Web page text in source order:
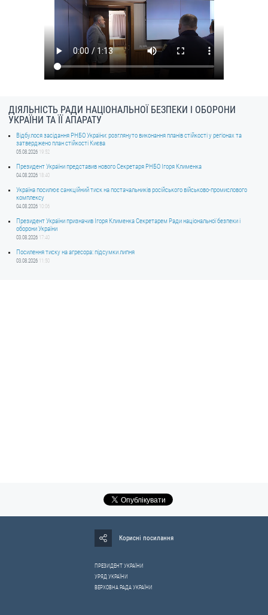
ДЕРЖАВНИЙ РЕЄСТР САНКЦІЙ
ДІЯЛЬНІСТЬ РАДИ НАЦІОНАЛЬНОЇ БЕЗПЕКИ І ОБОРОНИ
УКРАЇНИ ТА ЇЇ АПАРАТУ
Відбулося засідання РНБО України: розглянуто виконання планів стійкості у регіонах та
затверджено план стійкості Києва
05.08.2026 19:52
Президент України представив нового Секретаря РНБО Ігоря Клименка
04.08.2026 18:40
Україна посилює санкційний тиск на постачальників російського військово-промислового
комплексу
04.08.2026 10:06
Президент України призначив Ігоря Клименка Секретарем Ради національної безпеки і
оборони України
03.08.2026 17:40
Посилення тиску на агресора: підсумки липня
03.08.2026 11:50
Корисні посилання
ПРЕЗИДЕНТ УКРАЇНИ
УРЯД УКРАЇНИ
ВЕРХОВНА РАДА УКРАЇНИ